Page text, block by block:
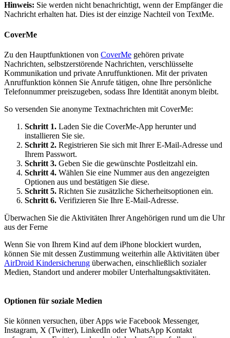
Hinweis: Sie werden nicht benachrichtigt, wenn der Empfänger die
Nachricht erhalten hat. Dies ist der einzige Nachteil von TextMe.
CoverMe
Zu den Hauptfunktionen von CoverMe gehören private
Nachrichten, selbstzerstörende Nachrichten, verschlüsselte
Kommunikation und private Anruffunktionen. Mit der privaten
Anruffunktion können Sie Anrufe tätigen, ohne Ihre persönliche
Telefonnummer preiszugeben, sodass Ihre Identität anonym bleibt.
So versenden Sie anonyme Textnachrichten mit CoverMe:
Schritt 1. Laden Sie die CoverMe-App herunter und
installieren Sie sie.
Schritt 2. Registrieren Sie sich mit Ihrer E-Mail-Adresse und
Ihrem Passwort.
Schritt 3. Geben Sie die gewünschte Postleitzahl ein.
Schritt 4. Wählen Sie eine Nummer aus den angezeigten
Optionen aus und bestätigen Sie diese.
Schritt 5. Richten Sie zusätzliche Sicherheitsoptionen ein.
Schritt 6. Verifizieren Sie Ihre E-Mail-Adresse.
Überwachen Sie die Aktivitäten Ihrer Angehörigen rund um die Uhr
aus der Ferne
Wenn Sie von Ihrem Kind auf dem iPhone blockiert wurden,
können Sie mit dessen Zustimmung weiterhin alle Aktivitäten über
AirDroid Kindersicherung überwachen, einschließlich sozialer
Medien, Standort und anderer mobiler Unterhaltungsaktivitäten.
Optionen für soziale Medien
Sie können versuchen, über Apps wie Facebook Messenger,
Instagram, X (Twitter), LinkedIn oder WhatsApp Kontakt